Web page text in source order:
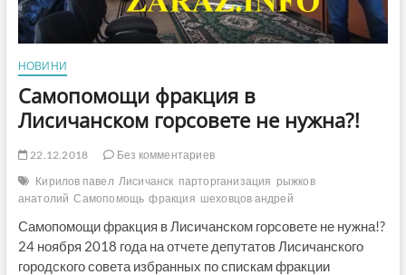
блока»
НОВИНИ
Самопомощи фракция в
Лисичанском горсовете не нужна?!
22.12.2018
Без комментариев
Кирилов павел Лисичанск парторганизация рыжков
анатолий Самопомощь фракция шеховцов андрей
Самопомощи фракция в Лисичанском горсовете не нужна!?
24 ноября 2018 года на отчете депутатов Лисичанского
городского совета избранных по спискам фракции